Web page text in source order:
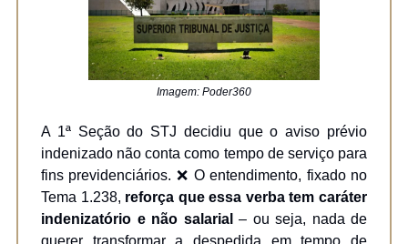
Imagem: Poder360
A 1ª Seção do STJ decidiu que o aviso prévio
indenizado não conta como tempo de serviço para
fins previdenciários. ❌ O entendimento, fixado no
Tema 1.238, reforça que essa verba tem caráter
indenizatório e não salarial – ou seja, nada de
querer transformar a despedida em tempo de